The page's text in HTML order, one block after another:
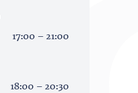
17:00 - 21:00
18:00 - 20:30